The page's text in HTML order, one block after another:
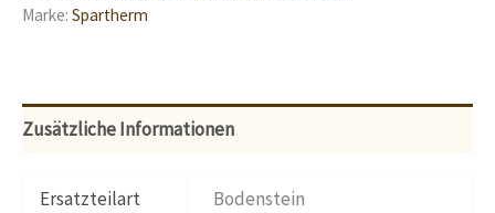
Marke: Spartherm
Zusätzliche Informationen
Ersatzteilart Bodenstein